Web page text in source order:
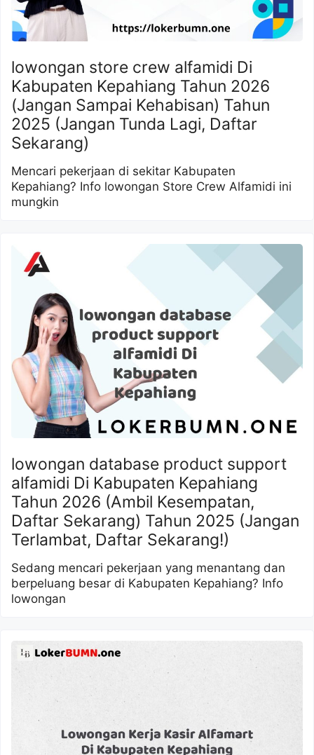
lowongan store crew alfamidi Di
Kabupaten Kepahiang Tahun 2026
(Jangan Sampai Kehabisan) Tahun
2025 (Jangan Tunda Lagi, Daftar
Sekarang)
Mencari pekerjaan di sekitar Kabupaten
Kepahiang? Info lowongan Store Crew Alfamidi ini
mungkin
lowongan database product support
alfamidi Di Kabupaten Kepahiang
Tahun 2026 (Ambil Kesempatan,
Daftar Sekarang) Tahun 2025 (Jangan
Terlambat, Daftar Sekarang!)
Sedang mencari pekerjaan yang menantang dan
berpeluang besar di Kabupaten Kepahiang? Info
lowongan